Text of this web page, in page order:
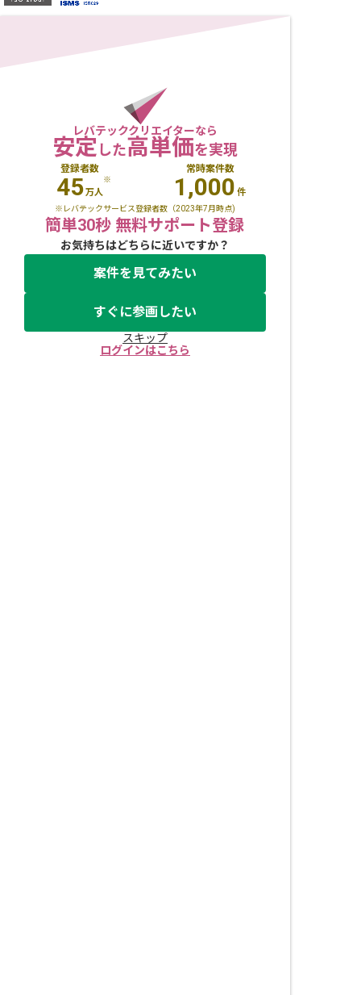
レバテッククリエイターなら
安定した高単価を実現
登録者数
45万人
※
常時案件数
1,000 件
※レバテックサービス登録者数（2023年7月時点)
簡単30秒 無料サポート登録
お気持ちはどちらに近いですか？
案件を見てみたい
すぐに参画したい
スキップ
ログインはこちら